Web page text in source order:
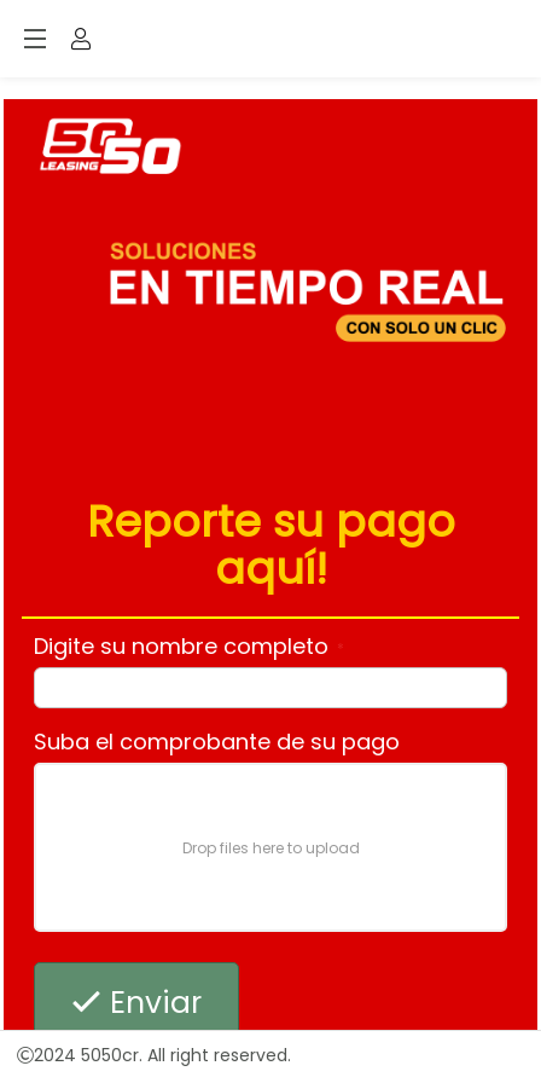
Reporte su pago
aquí!
Digite su nombre completo *
Suba el comprobante de su pago
Drop files here to upload
Enviar
2024 5050cr. All right reserved.